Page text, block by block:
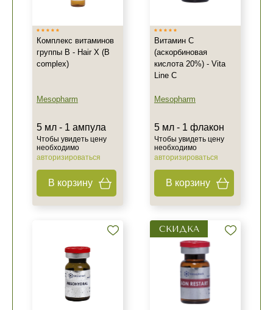
Комплекс витаминов
группы В - Hair X (B
complex)
Mesopharm
5 мл - 1 ампула
Чтобы увидеть цену
необходимо
авторизироваться
В корзину
Витамин С
(аскорбиновая
кислота 20%) - Vita
Line C
Mesopharm
5 мл - 1 флакон
Чтобы увидеть цену
необходимо
авторизироваться
В корзину
СКИДКА